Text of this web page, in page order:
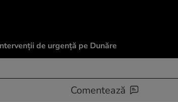
de urgență pe Dunăre
Comentează